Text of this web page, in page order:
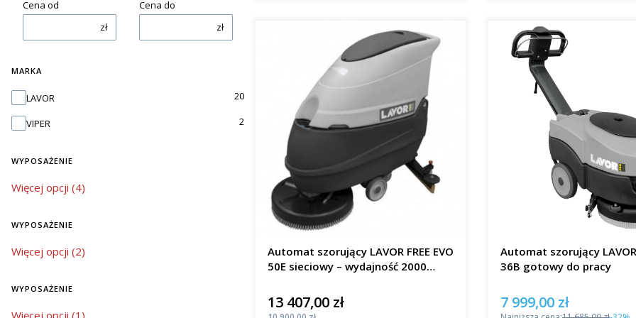
Cena od
zł
Cena do
zł
MARKA
Marka
LAVOR 20
VIPER 2
WYPOSAŻENIE
wyposażenie
Więcej opcji (4)
WYPOSAŻENIE
wyposażenie
Więcej opcji (2)
WYPOSAŻENIE
wyposażenie
Automat szorujący LAVOR FREE EVO
50E sieciowy – wydajność 2000
Cena
13 407,00 zł
Automat szorujący
36B gotowy do pracy
Cena promocyjna
7 999,00 zł